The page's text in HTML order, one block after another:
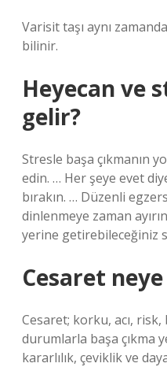
Varisit taşı aynı
bilinir.
Heyecan ve
gelir?
Stresle başa çıkmanın
edin. … Her şeye evet
bırakın. … Düzenli
dinlenmeye zaman
yerine getirebileceğiniz
Cesaret
Cesaret; korku, acı,
durumlarla başa çıkma
kararlılık, çeviklik ve